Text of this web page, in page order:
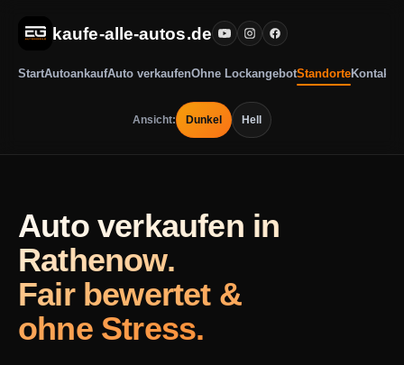
kaufe-alle-autos.de
StartAutoankaufAuto verkaufenOhne LockangebotStandorteKontakt
Ansicht: Dunkel Hell
Auto verkaufen in
Rathenow.
Fair bewertet &
ohne Stress.